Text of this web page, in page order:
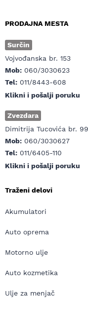
PRODAJNA MESTA
Surčin
Vojvođanska br. 153
Mob: 060/3030623
Tel: 011/8443-608
Klikni i pošalji poruku
Zvezdara
Dimitrija Tucovića br. 99
Mob: 060/3030627
Tel: 011/6405-110
Klikni i pošalji poruku
Traženi delovi
Akumulatori
Auto oprema
Motorno ulje
Auto kozmetika
Ulje za menjač